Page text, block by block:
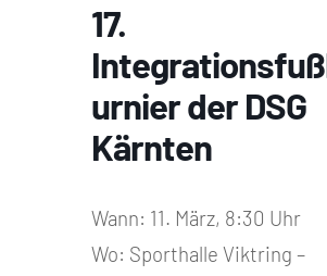
17.
urnier der DSG
Kärnten
Wann: 11. März, 8:30 Uhr
Wo: Sporthalle Viktring –